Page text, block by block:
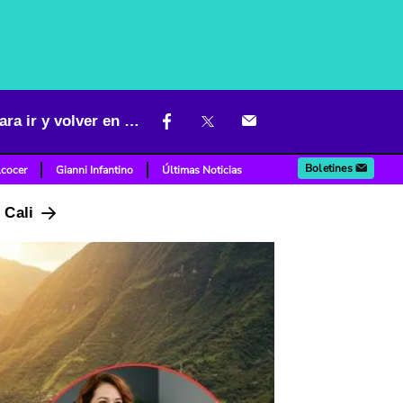
Pueblos de Cundinamarca para trabajar: quedan cerca de Bogotá para ir y volver en un día
Gianni Infantino Últimas Noticias Boletines
Cali